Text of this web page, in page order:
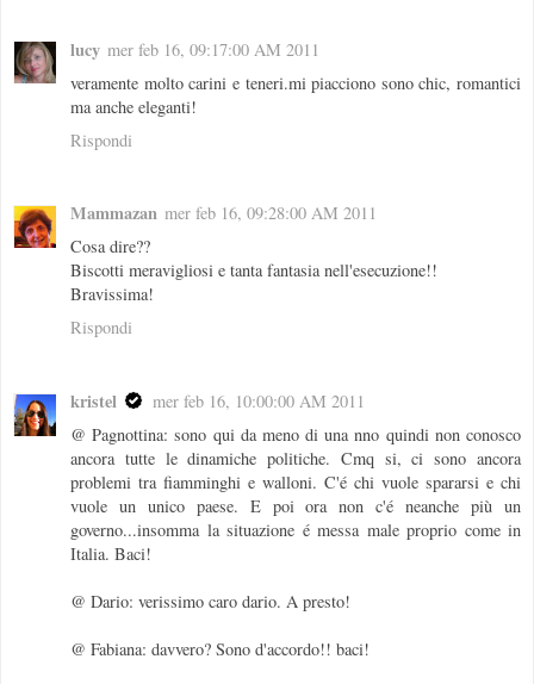
lucy mer feb 16, 09:17:00 AM 2011
veramente molto carini e teneri.mi piacciono sono chic, romantici
ma anche eleganti!
Rispondi
Mammazan mer feb 16, 09:28:00 AM 2011
Cosa dire??
Biscotti meravigliosi e tanta fantasia nell'esecuzione!!
Bravissima!
Rispondi
kristel
mer feb 16, 10:00:00 AM 2011
@ Pagnottina: sono qui da meno di una nno quindi non conosco
ancora tutte le dinamiche politiche. Cmq si, ci sono ancora
problemi tra fiamminghi e walloni. C'é chi vuole spararsi e chi
vuole un unico paese. E poi ora non c'é neanche più un
governo...insomma la situazione é messa male proprio come in
Italia. Baci!
@ Dario: verissimo caro dario. A presto!
@ Fabiana: davvero? Sono d'accordo!! baci!